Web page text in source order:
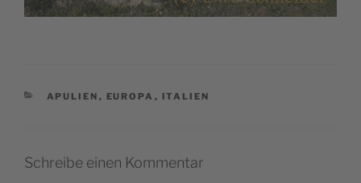
KATEGORIEN
APULIEN , EUROPA , ITALIEN
Schreibe einen Kommentar